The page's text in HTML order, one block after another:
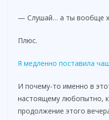
— Слушай… а ты вообще
Плюс.
Я медленно поставила
И почему-то именно в
настоящему любопытно,
продолжение этого